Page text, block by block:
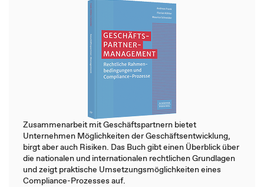
Zusammenarbeit mit Geschäftspartnern bietet
Unternehmen Möglichkeiten der Geschäftsentwicklung,
birgt aber auch Risiken. Das Buch gibt einen Überblick über
die nationalen und internationalen rechtlichen Grundlagen
und zeigt praktische Umsetzungsmöglichkeiten eines
Compliance-Prozesses auf.